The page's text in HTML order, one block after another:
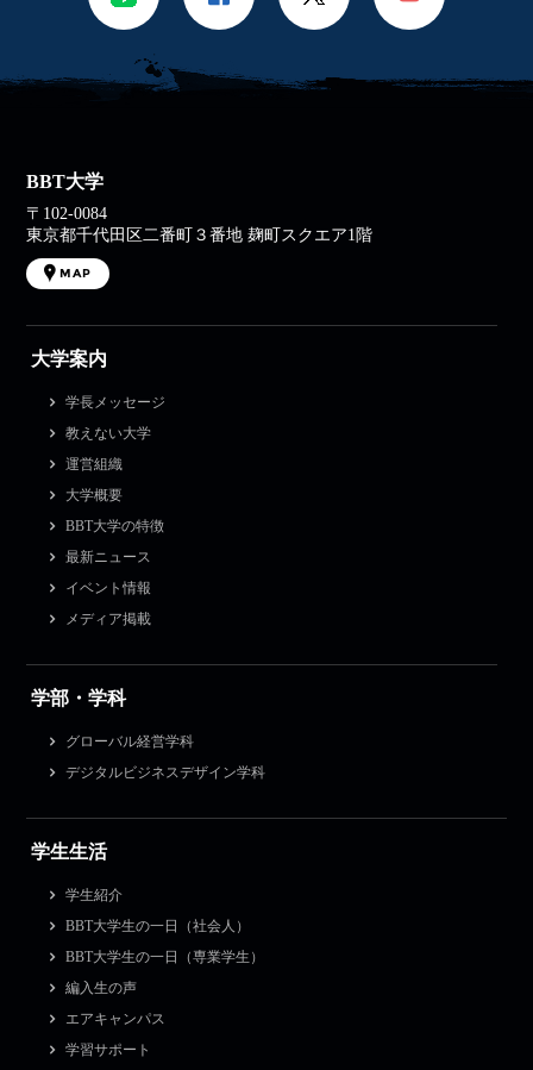
BBT大学
〒102-0084
東京都千代田区二番町３番地 麹町スクエア1階
MAP
大学案内
学長メッセージ
教えない大学
運営組織
大学概要
BBT大学の特徴
最新ニュース
イベント情報
メディア掲載
学部・学科
グローバル経営学科
デジタルビジネスデザイン学科
学生生活
学生紹介
BBT大学生の一日（社会人）
BBT大学生の一日（専業学生）
編入生の声
エアキャンパス
学習サポート